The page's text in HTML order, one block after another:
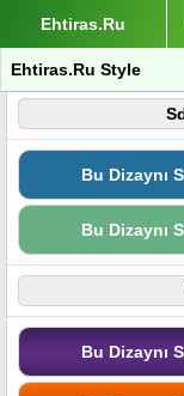
Ehtiras.Ru
Ehtiras.Ru Style
Bu Dizaynı
Bu Dizaynı
Bu Dizaynı